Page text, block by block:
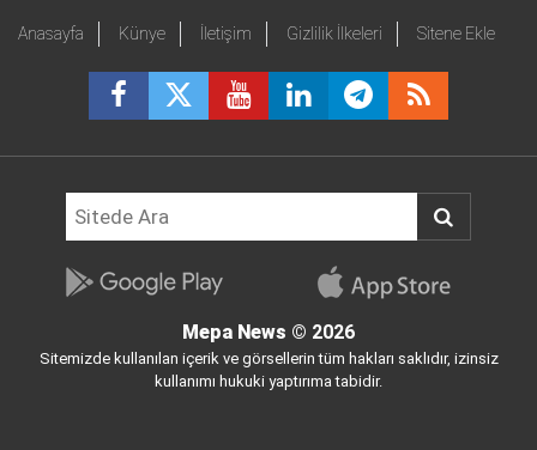
Anasayfa Künye İletişim Gizlilik İlkeleri Sitene Ekle
Mepa News © 2026
Sitemizde kullanılan içerik ve görsellerin tüm hakları saklıdır, izinsiz
kullanımı hukuki yaptırıma tabidir.